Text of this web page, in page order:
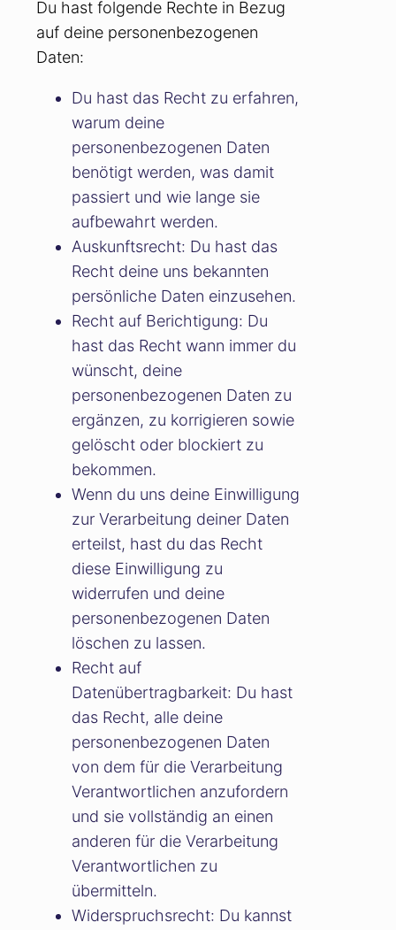
Du hast folgende Rechte in Bezug
auf deine personenbezogenen
Daten:
Du hast das Recht zu erfahren,
warum deine
personenbezogenen Daten
benötigt werden, was damit
passiert und wie lange sie
aufbewahrt werden.
Auskunftsrecht: Du hast das
Recht deine uns bekannten
persönliche Daten einzusehen.
Recht auf Berichtigung: Du
hast das Recht wann immer du
wünscht, deine
personenbezogenen Daten zu
ergänzen, zu korrigieren sowie
gelöscht oder blockiert zu
bekommen.
Wenn du uns deine Einwilligung
zur Verarbeitung deiner Daten
erteilst, hast du das Recht
diese Einwilligung zu
widerrufen und deine
personenbezogenen Daten
löschen zu lassen.
Recht auf
Datenübertragbarkeit: Du hast
das Recht, alle deine
personenbezogenen Daten
von dem für die Verarbeitung
Verantwortlichen anzufordern
und sie vollständig an einen
anderen für die Verarbeitung
Verantwortlichen zu
übermitteln.
Widerspruchsrecht: Du kannst